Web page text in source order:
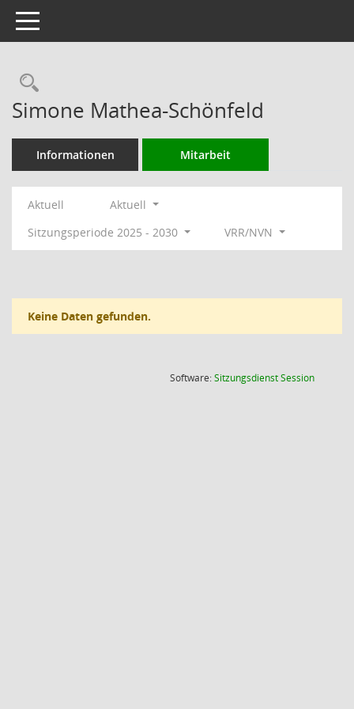
Toggle navigation
Rechercheauswahl
Simone Mathea-Schönfeld
Informationen Mitarbeit
Aktuell
Aktuell
Sitzungsperiode 2025 - 2030
VRR/NVN
Keine Daten gefunden.
Software:SitzungsdienstSession(Wird in